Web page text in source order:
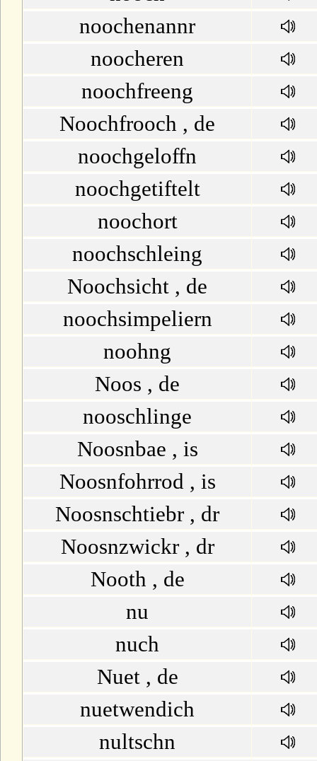
noochenannr
noocheren
noochfreeng
Noochfrooch , de
noochgeloffn
noochgetiftelt
noochort
noochschleing
Noochsicht , de
noochsimpeliern
noohng
Noos , de
nooschlinge
Noosnbae , is
Noosnfohrrod , is
Noosnschtiebr , dr
Noosnzwickr , dr
Nooth , de
nu
nuch
Nuet , de
nuetwendich
nultschn